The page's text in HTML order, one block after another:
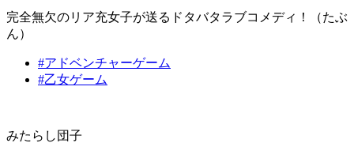
完全無欠のリア充女子が送るドタバタラブコメディ！（たぶ
ん）
#アドベンチャーゲーム
#乙女ゲーム
みたらし団子